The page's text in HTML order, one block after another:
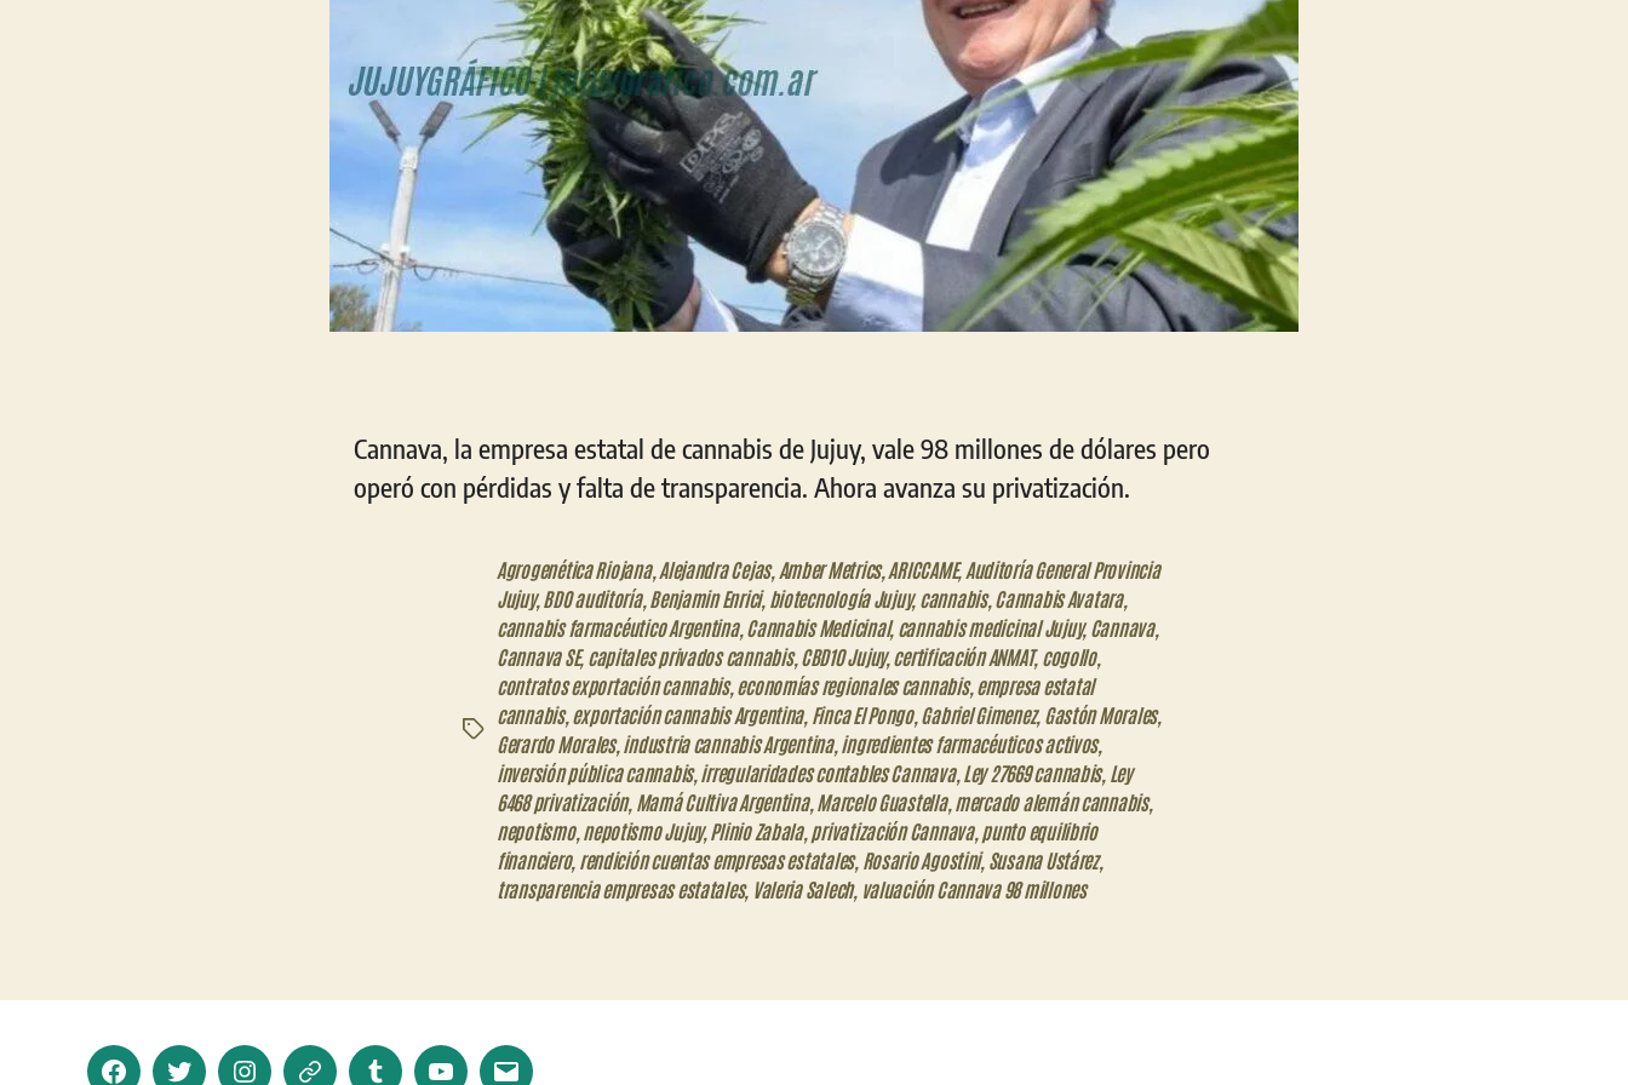
Cannava, la empresa estatal de cannabis de Jujuy, vale 98 millones de dólares pero
operó con pérdidas y falta de transparencia. Ahora avanza su privatización.
Etiquetas
Agrogenética Riojana, Alejandra Cejas, Amber Metrics, ARICCAME, Auditoría General Provincia
Jujuy, BDO auditoría, Benjamin Enrici, biotecnología Jujuy,cannabis, Cannabis Avatara,
cannabis farmacéutico Argentina, Cannabis Medicinal, cannabis medicinal Jujuy,Cannava,
Cannava SE, capitales privados cannabis, CBD10 Jujuy,certificación ANMAT, cogollo,
contratos exportación cannabis, economías regionales cannabis, empresa estatal
cannabis, exportación cannabis Argentina, Finca El Pongo, Gabriel Gimenez, Gastón Morales,
Gerardo Morales, industria cannabis Argentina, ingredientes farmacéuticos activos,
inversión pública cannabis, irregularidades contables Cannava, Ley 27669 cannabis, Ley
6468 privatización, Mamá Cultiva Argentina, Marcelo Guastella, mercado alemán cannabis,
nepotismo, nepotismo Jujuy, Plinio Zabala, privatización Cannava, punto equilibrio
financiero, rendición cuentas empresas estatales, Rosario Agostini, Susana Ustárez,
transparencia empresas estatales, Valeria Salech, valuación Cannava 98 millones